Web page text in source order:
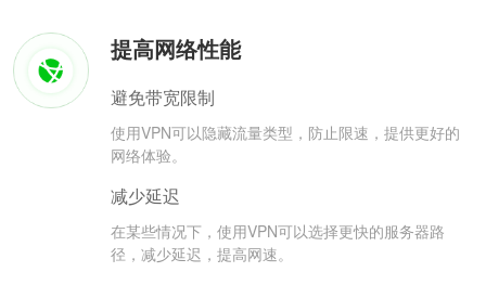
提高网络性能
避免带宽限制
使用VPN可以隐藏流量类型，防止限速，提供更好的
网络体验。
减少延迟
在某些情况下，使用VPN可以选择更快的服务器路
径，减少延迟，提高网速。